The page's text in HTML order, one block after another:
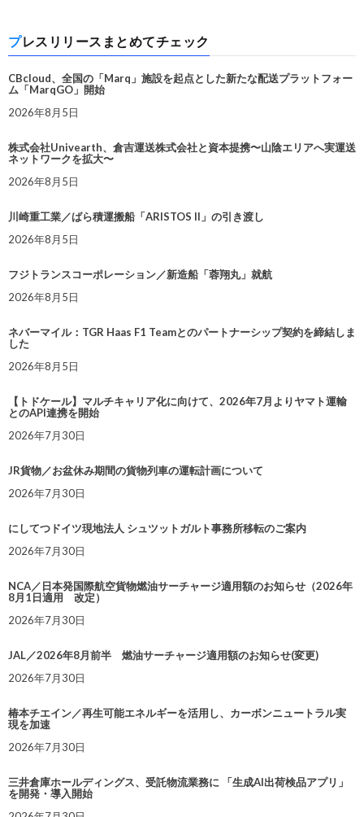
プレスリリースまとめてチェック
CBcloud、全国の「Marq」施設を起点とした新たな配送プラットフォー
ム「MarqGO」開始
2026年8月5日
株式会社Univearth、倉吉運送株式会社と資本提携〜山陰エリアへ実運送
ネットワークを拡大〜
2026年8月5日
川崎重工業／ばら積運搬船「ARISTOS II」の引き渡し
2026年8月5日
フジトランスコーポレーション／新造船「蓉翔丸」就航
2026年8月5日
ネバーマイル：TGR Haas F1 Teamとのパートナーシップ契約を締結しま
した
2026年8月5日
【トドケール】マルチキャリア化に向けて、2026年7月よりヤマト運輸
とのAPI連携を開始
2026年7月30日
JR貨物／お盆休み期間の貨物列車の運転計画について
2026年7月30日
にしてつドイツ現地法人 シュツットガルト事務所移転のご案内
2026年7月30日
NCA／日本発国際航空貨物燃油サーチャージ適用額のお知らせ（2026年
8月1日適用 改定）
2026年7月30日
JAL／2026年8月前半 燃油サーチャージ適用額のお知らせ(変更)
2026年7月30日
椿本チエイン／再生可能エネルギーを活用し、カーボンニュートラル実
現を加速
2026年7月30日
三井倉庫ホールディングス、受託物流業務に 「生成AI出荷検品アプリ」
を開発・導入開始